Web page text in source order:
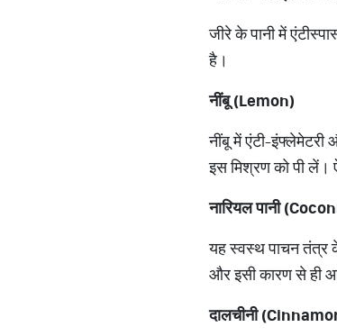
जीरे के पानी में
है।
नींबू (Lemon)
नींबू में एंटी-
इस मिश्रण को पी लें।
नारियल पानी (
यह स्वस्थ पाचन तंत्र
और इसी कारण से ही
दालचीनी (